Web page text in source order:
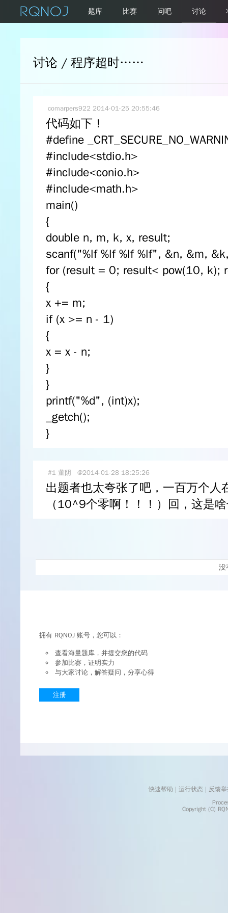
题库 比赛 问吧 讨论
讨论 / 程序超时……
comarpers922 2014-01-25 20:55:46
代码如下！
#define
#include<stdio.h>
#include<conio.h>
#include<math.h>
main()
{
double n, m, k, x, result;
scanf("%lf %lf %lf %lf", &n, &m,
for (result = 0; result< pow(10, k);
{
x += m;
if (x >= n - 1)
{
x = x - n;
}
}
printf("%d", (int)x);
_getch();
}
#1 董阴 @2014-01-28 18:25:26
出题者也太夸张了吧，一百万个
（10^9个零啊！！！）回，这是
没
拥有 RQNOJ 账号，您可以：
查看海量题库，并提交您的代码
参加比赛，证明实力
与大家讨论，解答疑问，分享心得
注册
快速帮助 | 运行状态 | 反馈